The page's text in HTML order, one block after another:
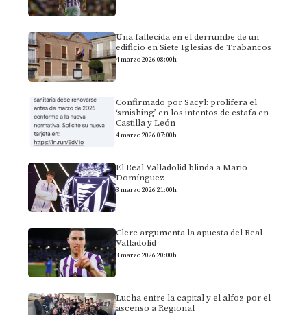
Una fallecida en el derrumbe de un
edificio en Siete Iglesias de Trabancos
4 marzo 2026 08:00h
Confirmado por Sacyl: prolifera el
‘smishing’ en los intentos de estafa en
Castilla y León
4 marzo 2026 07:00h
El Real Valladolid blinda a Mario
Domínguez
3 marzo 2026 21:00h
Clerc argumenta la apuesta del Real
Valladolid
3 marzo 2026 20:00h
Lucha entre la capital y el alfoz por el
ascenso a Regional